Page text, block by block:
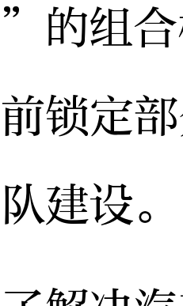
的组
锁定
建设。